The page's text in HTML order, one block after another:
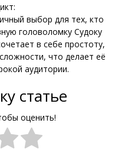
выбор для тех, кто
головоломку Судоку
в себе простоту,
что делает её
аудитории.
статье
оценить!